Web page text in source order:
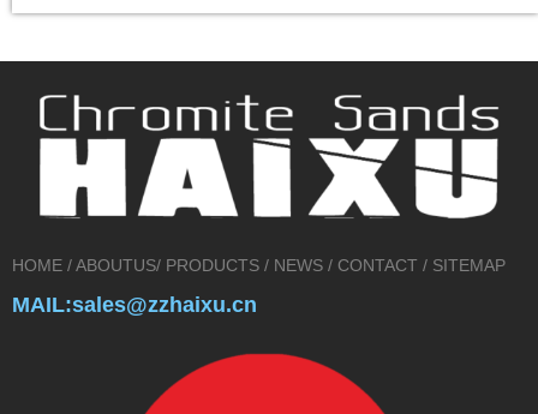
HOME / ABOUTUS/ PRODUCTS / NEWS / CONTACT / SITEMAP
MAIL:sales@zzhaixu.cn